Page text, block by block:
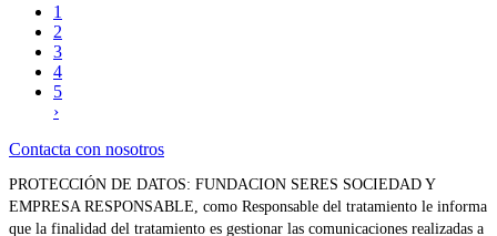
1
2
3
4
5
›
Contacta con nosotros
PROTECCIÓN DE DATOS: FUNDACION SERES SOCIEDAD Y
EMPRESA RESPONSABLE, como Responsable del tratamiento le informa
que la finalidad del tratamiento es gestionar las comunicaciones realizadas a